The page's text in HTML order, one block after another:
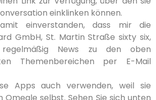
einklinken können.
einverstanden, dass mir die
GmbH, St. Martin Straße sixty six,
regelmäßig News zu den oben
Themenbereichen per E-Mail
Apps auch verwenden, weil sie